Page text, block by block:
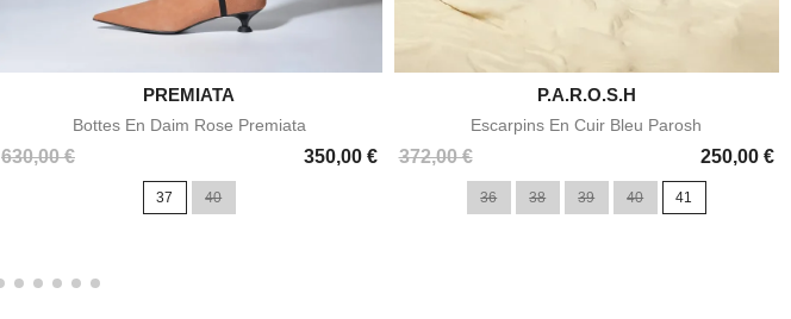
Aperçu rapide
PREMIATA
Bottes En Daim Rose Premiata
630,00 € 350,00 €
Prix
37 40
Aperçu rapide
P.A.R.O.S.H
Escarpins En Cuir Bleu Parosh
372,00 € 250,00 €
Prix
36 38 39 40 41